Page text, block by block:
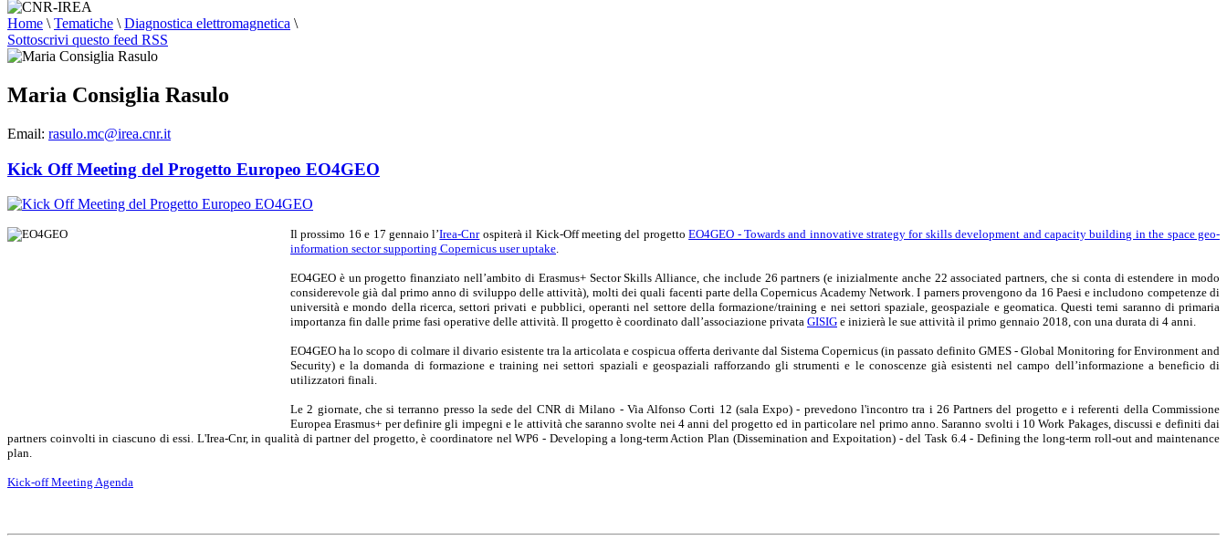
Home \ Tematiche \ Diagnostica elettromagnetica \
Sottoscrivi questo feed RSS
Maria Consiglia Rasulo
Email: rasulo.mc@irea.cnr.it
Kick Off Meeting del Progetto Europeo EO4GEO
Il prossimo 16 e 17 gennaio l’Irea-Cnrospiterà il Kick-Off meeting del progettoEO4GEO - Towards and innovative strategy for skills development and capacity building in the space geo-
information sector supporting Copernicus user uptake.
EO4GEO è un progetto finanziato nell’ambito di Erasmus+ Sector Skills Alliance, che include 26 partners (e inizialmente anche 22 associated partners, che si conta di estendere in modo
considerevole già dal primo anno di sviluppo delle attività), molti dei quali facenti parte della Copernicus Academy Network. I parners provengono da 16 Paesi e includono competenze di
università e mondo della ricerca, settori privati e pubblici, operanti nel settore della formazione/training e nei settori spaziale, geospaziale e geomatica. Questi temi saranno di primaria
importanza fin dalle prime fasi operative delle attività. Il progetto è coordinato dall’associazione privata GISIG e inizierà le sue attività il primo gennaio 2018, con una durata di 4 anni.
EO4GEO ha lo scopo di colmare il divario esistente tra la articolata e cospicua offerta derivante dal Sistema Copernicus (in passato definito GMES - Global Monitoring for Environment and
Security) e la domanda di formazione e training nei settori spaziali e geospaziali rafforzando gli strumenti e le conoscenze già esistenti nel campo dell’informazione a beneficio di
utilizzatori finali.
Le 2 giornate, che si terranno presso la sede del CNR di Milano - Via Alfonso Corti 12 (sala Expo) - prevedono l'incontro tra i 26 Partners del progetto e i referenti della Commissione
Europea Erasmus+ per definire gli impegni e le attività che saranno svolte nei 4 anni del progetto ed in particolare nel primo anno. Saranno svolti i 10 Work Pakages, discussi e definiti dai
partners coinvolti in ciascuno di essi. L'Irea-Cnr, in qualità di partner del progetto, è coordinatore nel WP6 - Developing a long-term Action Plan (Dissemination and Expoitation) - del Task 6.4 - Defining the long-term roll-out and maintenance
plan.
Kick-off Meeting Agenda